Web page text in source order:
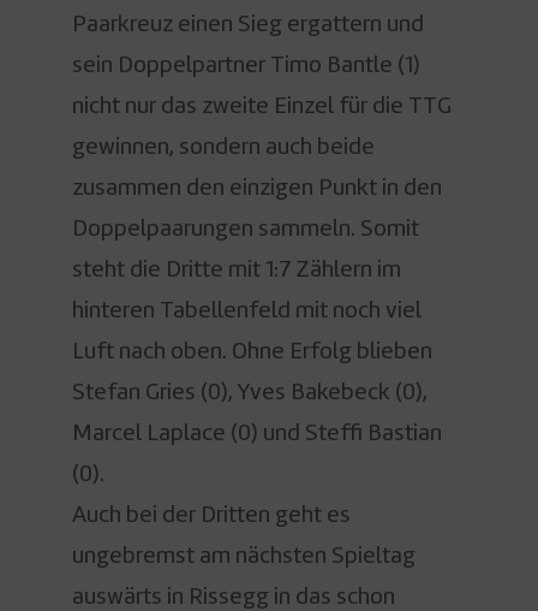
Paarkreuz einen Sieg ergattern und
sein Doppelpartner Timo Bantle (1)
nicht nur das zweite Einzel für die TTG
gewinnen, sondern auch beide
zusammen den einzigen Punkt in den
Doppelpaarungen sammeln. Somit
steht die Dritte mit 1:7 Zählern im
hinteren Tabellenfeld mit noch viel
Luft nach oben. Ohne Erfolg blieben
Stefan Gries (0), Yves Bakebeck (0),
Marcel Laplace (0) und Steffi Bastian
(0).
Auch bei der Dritten geht es
ungebremst am nächsten Spieltag
auswärts in Rissegg in das schon